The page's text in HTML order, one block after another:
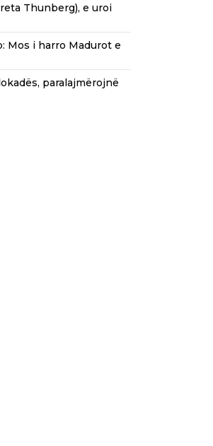
Thunberg), e uroi
Mos i harro Madurot e
paralajmërojnë